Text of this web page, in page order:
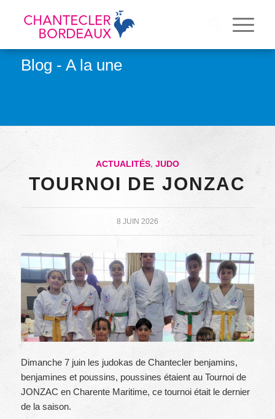
Blog - A la une
ACTUALITÉS, JUDO
TOURNOI DE JONZAC
8 JUIN 2026
Dimanche 7 juin les judokas de Chantecler benjamins,
benjamines et poussins, poussines étaient au Tournoi de
JONZAC en Charente Maritime, ce tournoi était le dernier
de la saison.